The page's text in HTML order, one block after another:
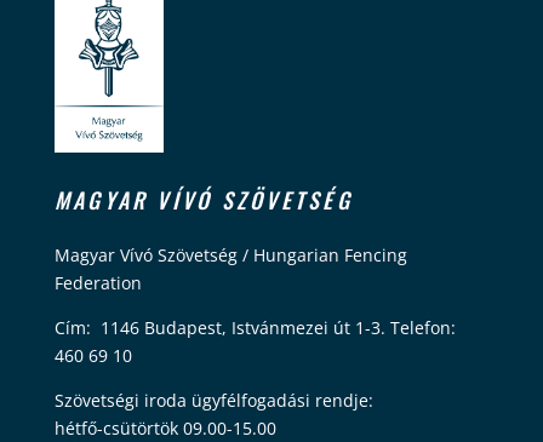
MAGYAR VÍVÓ SZÖVETSÉG
Magyar Vívó Szövetség / Hungarian Fencing
Federation
Cím: 1146 Budapest, Istvánmezei út 1-3. Telefon:
460 69 10
Szövetségi iroda ügyfélfogadási rendje:
hétfő-csütörtök 09.00-15.00